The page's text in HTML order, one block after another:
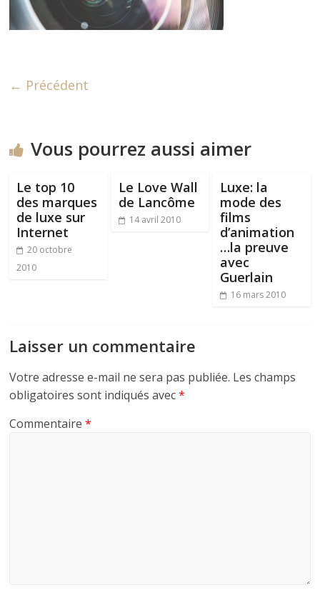
← Précédent
Vous pourrez aussi aimer
Le top 10
des marques
de luxe sur
Internet
20 octobre
2010
Le Love Wall
de Lancôme
14 avril 2010
Luxe: la
mode des
films
d’animation
…la preuve
avec
Guerlain
16 mars 2010
Laisser un commentaire
Votre adresse e-mail ne sera pas publiée. Les champs
obligatoires sont indiqués avec*
Commentaire*